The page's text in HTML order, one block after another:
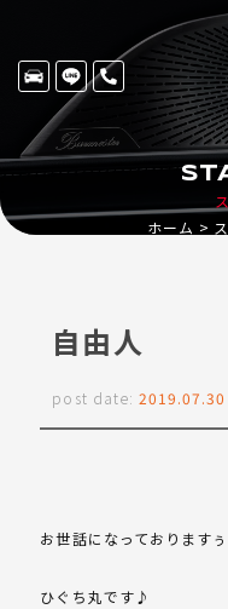
ホーム
自由人
post date: 2019.07.30
お世話になっております
ひぐち丸です♪